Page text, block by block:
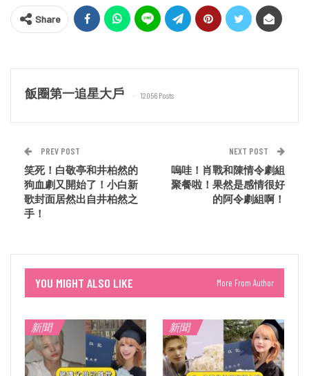
Share
飯圈第一追星大戶 12056 Posts
PREV POST
笑死！白敬亭和井柏然的
狗血劇又開始了！小白新
歌封面居然出自井柏然之
手！
NEXT POST
嗚哇！肖戰和陳情令劇組
聚餐啦！果然是感情很好
的阿令劇組啊！
YOU MIGHT ALSO LIKE More From Author
新聞 新聞